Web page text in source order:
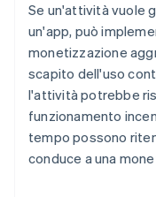
Se un'attività vuole
un'app, può
monetizzazione
scapito dell'uso
l'attività potrebbe
funzionamento
tempo possono
conduce a una